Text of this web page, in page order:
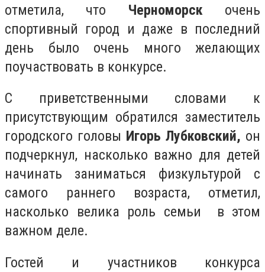
отметила, что Черноморск очень
спортивный город и даже в последний
день было очень много желающих
поучаствовать в конкурсе.
С приветственными словами к
присутствующим обратился заместитель
городского головы Игорь Лубковский, он
подчеркнул, насколько важно для детей
начинать заниматься физкультурой с
самого раннего возраста, отметил,
насколько велика роль семьи в этом
важном деле.
Гостей и участников конкурса